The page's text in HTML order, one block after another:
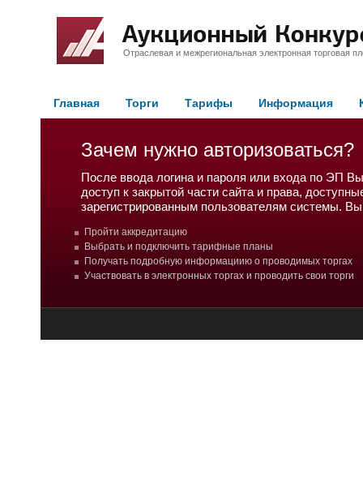
Отраслевая и межрегиональная электронная торговая
Главная Торги Тарифы Информация
Зачем нужно авторизоваться?
После ввода логина и пароля или входа по ЭП
доступ к закрытой части сайта и права,
зарегистрированным пользователям системы.
Пройти аккредитацию
Выбрать и подключить тарифные планы
Получать подробную информациию о проводимых торгах
Участвовать в электронных торгах и проводить свои торги